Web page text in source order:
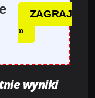
ZAGRAJ
»
wyniki